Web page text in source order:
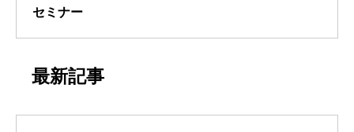
セミナー
最新記事